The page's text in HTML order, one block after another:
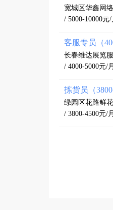
宽城区华鑫网
/ 5000-10000元
客服专员（
长春维达展览
/ 4000-5000元/
拣货员（
绿园区花路鲜
/ 3800-4500元/